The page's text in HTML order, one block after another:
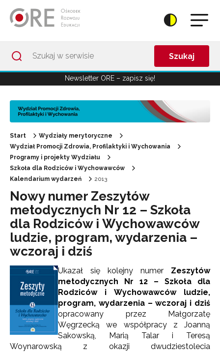
Szukaj
Newsletter ORE – zapisz się!
Start
Wydziały merytoryczne
Wydział Promocji Zdrowia, Profilaktyki i Wychowania
Programy i projekty Wydziału
Szkoła dla Rodziców i Wychowawców
Kalendarium wydarzeń
2013
Nowy numer Zeszytów
metodycznych Nr 12 – Szkoła
dla Rodziców i Wychowawców
ludzie, program, wydarzenia –
wczoraj i dziś
Ukazał się kolejny numer Zeszytów
metodycznych Nr 12 – Szkoła dla
Rodziców i Wychowawców ludzie,
program, wydarzenia – wczoraj i dziś
opracowany przez Małgorzatę
Węgrzecką we współpracy z Joanną
Sakowską, Marią Talar i Teresą
Woynarowską z okazji dwudziestolecia